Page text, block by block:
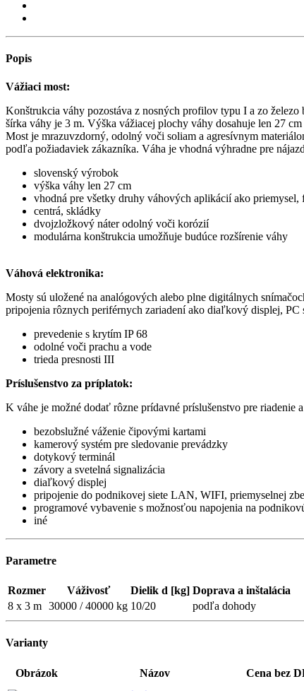
Popis
Vážiaci most:
Konštrukcia váhy pozostáva z nosných profilov typu I a zo
šírka váhy je 3 m. Výška vážiacej plochy váhy dosahuje len 27
Most je mrazuvzdorný, odolný voči soliam a agresívnym
podľa požiadaviek zákazníka. Váha je vhodná výhradne pre
slovenský výrobok
výška váhy len 27 cm
vhodná pre všetky druhy váhových aplikácií ako priemysel,
centrá, skládky
dvojzložkový náter odolný voči korózií
modulárna konštrukcia umožňuje budúce rozšírenie váhy
Váhová elektronika:
Mosty sú uložené na analógových alebo plne digitálnych
pripojenia rôznych periférnych zariadení ako diaľkový displej,
prevedenie s krytím IP 68
odolné voči prachu a vode
trieda presnosti III
Príslušenstvo za príplatok:
K váhe je možné dodať rôzne prídavné príslušenstvo pre riadenie
bezobslužné váženie čipovými kartami
kamerový systém pre sledovanie prevádzky
dotykový terminál
závory a svetelná signalizácia
diaľkový displej
pripojenie do podnikovej siete LAN, WIFI, priemyselnej
programové vybavenie s možnosťou napojenia na
iné
Parametre
Rozmer Váživosť Dielik d [kg] Doprava a inštalácia
8 x 3 m 30000 / 40000 kg 10/20 podľa dohody
Varianty
Obrázok Názov Cena bez